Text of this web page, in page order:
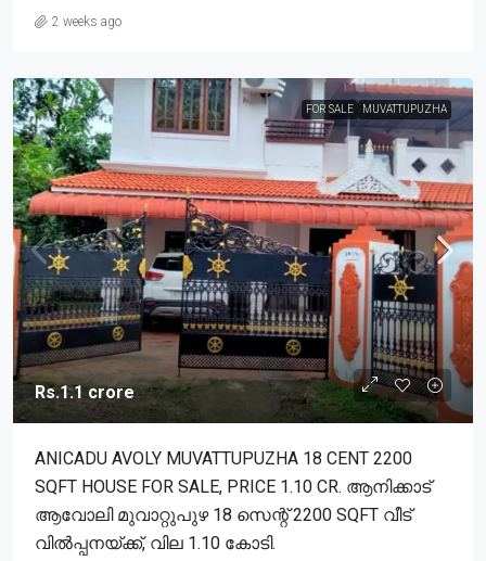
2 weeks ago
FOR SALE MUVATTUPUZHA
Rs.1.1 crore
ANICADU AVOLY MUVATTUPUZHA 18 CENT 2200
SQFT HOUSE FOR SALE, PRICE 1.10 CR. ആനിക്കാട്
ആവോലി മുവാറ്റുപുഴ 18 സെന്റ് 2200 SQFT വീട്
വിൽപ്പനയ്ക്ക്, വില 1.10 കോടി.